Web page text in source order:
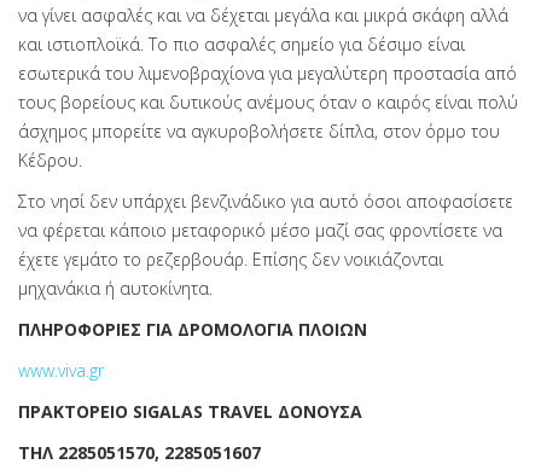
να γίνει ασφαλές και να δέχεται μεγάλα και μικρά σκάφη αλλά
και ιστιοπλοϊκά. Το πιο ασφαλές σημείο για δέσιμο είναι
εσωτερικά του λιμενοβραχίονα για μεγαλύτερη προστασία από
τους βορείους και δυτικούς ανέμους όταν ο καιρός είναι πολύ
άσχημος μπορείτε να αγκυροβολήσετε δίπλα, στον όρμο του
Κέδρου.
Στο νησί δεν υπάρχει βενζινάδικο για αυτό όσοι αποφασίσετε
να φέρεται κάποιο μεταφορικό μέσο μαζί σας φροντίσετε να
έχετε γεμάτο το ρεζερβουάρ. Επίσης δεν νοικιάζονται
μηχανάκια ή αυτοκίνητα.
ΠΛΗΡΟΦΟΡΙΕΣ ΓΙΑ ΔΡΟΜΟΛΟΓΙΑ ΠΛΟΙΩΝ
www.viva.gr
ΠΡΑΚΤΟΡΕΙΟ SIGALAS TRAVEL ΔΟΝΟΥΣΑ
ΤΗΛ 2285051570, 2285051607